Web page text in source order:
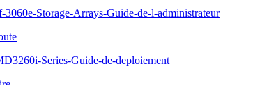
Storage-Arrays-Guide-de-l-administrateur
Series-Guide-de-deploiement